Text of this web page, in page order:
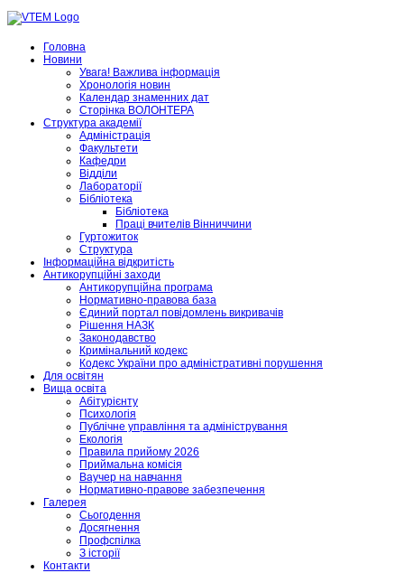
Головна
Новини
Увага! Важлива інформація
Хронологія новин
Календар знаменних дат
Сторінка ВОЛОНТЕРА
Структура академії
Адміністрація
Факультети
Кафедри
Відділи
Лабораторії
Бібліотека
Бібліотека
Праці вчителів Вінниччини
Гуртожиток
Структура
Інформаційна відкритість
Антикорупційні заходи
Антикорупційна програма
Нормативно-правова база
Єдиний портал повідомлень викривачів
Рішення НАЗК
Законодавство
Кримінальний кодекс
Кодекс України про адміністративні порушення
Для освітян
Вища освіта
Абітурієнту
Психологія
Публічне управління та адміністрування
Екологія
Правила прийому 2026
Приймальна комісія
Ваучер на навчання
Нормативно-правове забезпечення
Галерея
Сьогодення
Досягнення
Профспілка
З історії
Контакти